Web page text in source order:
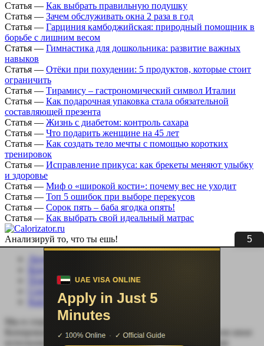
5
Статья — Как выбрать правильную подушку
Статья — Зачем обслуживать окна 2 раза в год
Статья — Гарциния камбоджийская: природный помощник в
борьбе с лишним весом
Статья — Гимнастика для дошкольника: развитие важных
навыков
Статья — Отёки при похудении: 5 продуктов, которые стоит
ограничить
Статья — Тирамису – гастрономический символ Италии
Статья — Как подарочная упаковка стала обязательной
составляющей презента
Статья — Жизнь с диабетом: контроль сахара
Статья — Что подарить женщине на 45 лет
Статья — Как создать тело мечты с помощью коротких
тренировок
Статья — Исправление прикуса: как брекеты меняют улыбку
и здоровье
Статья — Миф о «широкой кости»: почему вес не уходит
Статья — Топ 5 ошибок при выборе перекусов
Статья — Сорок пять – баба ягодка опять!
Статья — Как выбрать свой идеальный матрас
Анализируй то, что ты ешь!
Личный кабинет
Помощь сайту
Соцсети
Карта сайта
Мы в социальных сетях:
Копирование, перепечатка (целиком или частично) или иное